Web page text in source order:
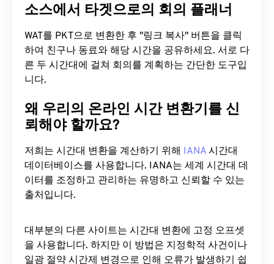
소스에서 타겟으로의 회의 플래너
WAT를 PKT으로 변환한 후 "링크 복사" 버튼을 클릭
하여 친구나 동료와 해당 시간을 공유하세요. 서로 다
른 두 시간대에 걸쳐 회의를 계획하는 간단한 도구입
니다.
왜 우리의 온라인 시간 변환기를 신
뢰해야 할까요?
저희는 시간대 변환을 계산하기 위해 IANA 시간대
데이터베이스를 사용합니다. IANA는 세계 시간대 데
이터를 조정하고 관리하는 유명하고 신뢰할 수 있는
출처입니다.
대부분의 다른 사이트는 시간대 변환에 ​​고정 오프셋
을 사용합니다. 하지만 이 방법은 지정학적 사건이나
일광 절약 시간제 변경으로 인해 오류가 발생하기 쉽